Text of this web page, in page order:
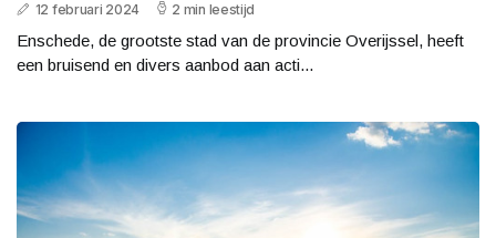
12 februari 2024 2 min leestijd
Enschede, de grootste stad van de provincie Overijssel, heeft
een bruisend en divers aanbod aan acti...